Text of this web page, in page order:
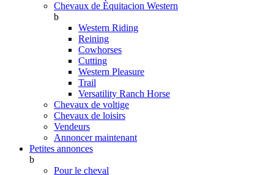
Chevaux de Èquitacion Western
b
Western Riding
Reining
Cowhorses
Cutting
Western Pleasure
Trail
Versatility Ranch Horse
Chevaux de voltige
Chevaux de loisirs
Vendeurs
Annoncer maintenant
Petites annonces
b
Pour le cheval